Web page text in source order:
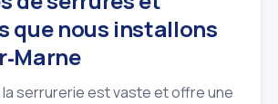
que nous installons
la serrurerie est vaste et offre une